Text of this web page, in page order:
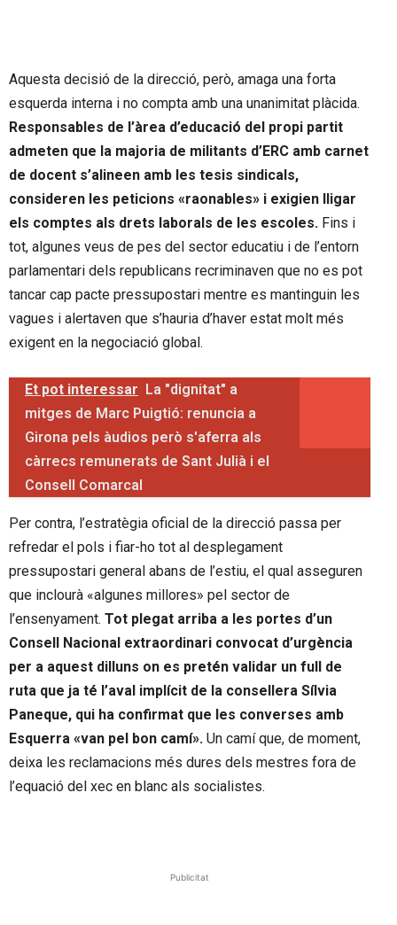
Aquesta decisió de la direcció, però, amaga una forta
esquerda interna i no compta amb una unanimitat plàcida.
Responsables de l’àrea d’educació del propi partit
admeten que la majoria de militants d’ERC amb carnet
de docent s’alineen amb les tesis sindicals,
consideren les peticions «raonables» i exigien lligar
els comptes als drets laborals de les escoles. Fins i
tot, algunes veus de pes del sector educatiu i de l’entorn
parlamentari dels republicans recriminaven que no es pot
tancar cap pacte pressupostari mentre es mantinguin les
vagues i alertaven que s’hauria d’haver estat molt més
exigent en la negociació global.
Et pot interessar La "dignitat" a
mitges de Marc Puigtió: renuncia a
Girona pels àudios però s'aferra als
càrrecs remunerats de Sant Julià i el
Consell Comarcal
Per contra, l’estratègia oficial de la direcció passa per
refredar el pols i fiar-ho tot al desplegament
pressupostari general abans de l’estiu, el qual asseguren
que inclourà «algunes millores» pel sector de
l’ensenyament. Tot plegat arriba a les portes d’un
Consell Nacional extraordinari convocat d’urgència
per a aquest dilluns on es pretén validar un full de
ruta que ja té l’aval implícit de la consellera Sílvia
Paneque, qui ha confirmat que les converses amb
Esquerra «van pel bon camí». Un camí que, de moment,
deixa les reclamacions més dures dels mestres fora de
l’equació del xec en blanc als socialistes.
Publicitat